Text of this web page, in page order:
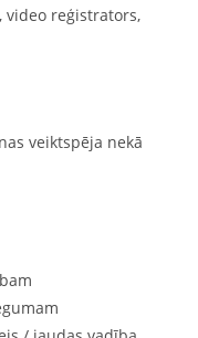
video reģistrators,
veiktspēja nekā